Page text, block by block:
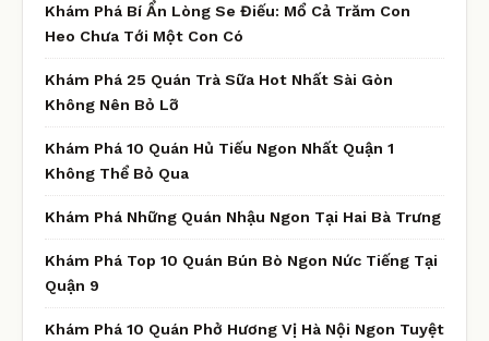
Khám Phá Bí Ẩn Lòng Se Điếu: Mổ Cả Trăm Con
Heo Chưa Tới Một Con Có
Khám Phá 25 Quán Trà Sữa Hot Nhất Sài Gòn
Không Nên Bỏ Lỡ
Khám Phá 10 Quán Hủ Tiếu Ngon Nhất Quận 1
Không Thể Bỏ Qua
Khám Phá Những Quán Nhậu Ngon Tại Hai Bà Trưng
Khám Phá Top 10 Quán Bún Bò Ngon Nức Tiếng Tại
Quận 9
Khám Phá 10 Quán Phở Hương Vị Hà Nội Ngon Tuyệt